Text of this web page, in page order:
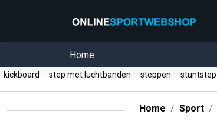
Home
kickboard step met luchtbanden steppen stuntstep
Home Sport